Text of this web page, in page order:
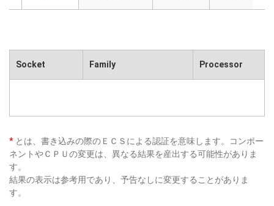
Socket Family Processor
* とは、書き込みの際のＥＣＳによる認証を意味します。コンポー
ネントやＣＰＵの変更は、異なる結果を産出する可能性がありま
す。
結果の表示は参考用であり、予告なしに変更することがありま
す。